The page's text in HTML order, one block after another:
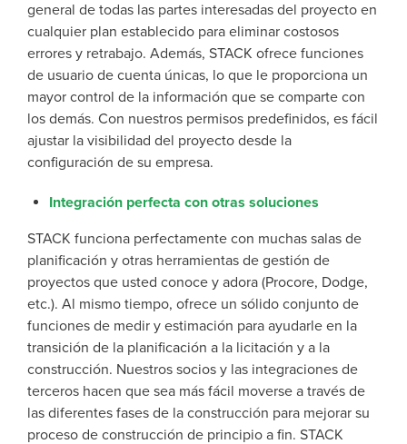
general de todas las partes interesadas del proyecto en
cualquier plan establecido para eliminar costosos
errores y retrabajo. Además, STACK ofrece funciones
de usuario de cuenta únicas, lo que le proporciona un
mayor control de la información que se comparte con
los demás. Con nuestros permisos predefinidos, es fácil
ajustar la visibilidad del proyecto desde la
configuración de su empresa.
Integración perfecta con otras soluciones
STACK funciona perfectamente con muchas salas de
planificación y otras herramientas de gestión de
proyectos que usted conoce y adora (Procore, Dodge,
etc.). Al mismo tiempo, ofrece un sólido conjunto de
funciones de medir y estimación para ayudarle en la
transición de la planificación a la licitación y a la
construcción. Nuestros socios y las integraciones de
terceros hacen que sea más fácil moverse a través de
las diferentes fases de la construcción para mejorar su
proceso de construcción de principio a fin. STACK